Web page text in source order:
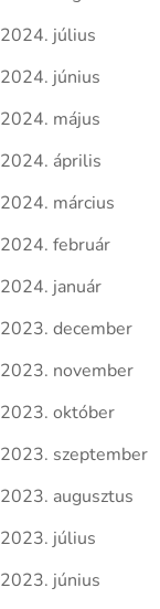
2024. július
2024. június
2024. május
2024. április
2024. március
2024. február
2024. január
2023. december
2023. november
2023. október
2023. szeptember
2023. augusztus
2023. július
2023. június